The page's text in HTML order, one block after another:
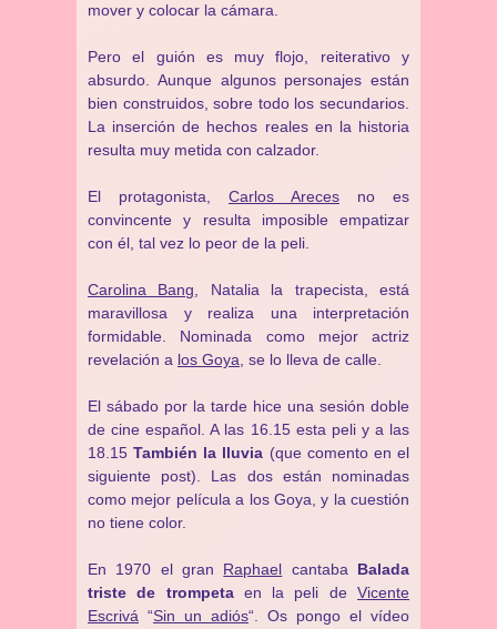
mover y colocar la cámara.
Pero el guión es muy flojo, reiterativo y
absurdo. Aunque algunos personajes están
bien construidos, sobre todo los secundarios.
La inserción de hechos reales en la historia
resulta muy metida con calzador.
El protagonista, Carlos Areces no es
convincente y resulta imposible empatizar
con él, tal vez lo peor de la peli.
Carolina Bang , Natalia la trapecista, está
maravillosa y realiza una interpretación
formidable. Nominada como mejor actriz
revelación a los Goya , se lo lleva de calle.
El sábado por la tarde hice una sesión doble
de cine español. A las 16.15 esta peli y a las
18.15También la lluvia (que comento en el
siguiente post). Las dos están nominadas
como mejor película a los Goya, y la cuestión
no tiene color.
En 1970 el gran Raphael cantaba Balada
triste de trompetaen la peli deVicente
Escrivá “Sin un adiós“. Os pongo el vídeo